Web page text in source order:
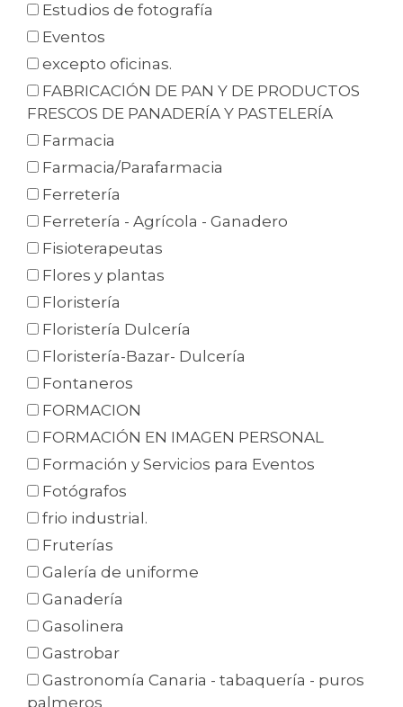
Estudios de fotografía
Eventos
excepto oficinas.
FABRICACIÓN DE PAN Y DE PRODUCTOS
FRESCOS DE PANADERÍA Y PASTELERÍA
Farmacia
Farmacia/Parafarmacia
Ferretería
Ferretería - Agrícola - Ganadero
Fisioterapeutas
Flores y plantas
Floristería
Floristería Dulcería
Floristería-Bazar- Dulcería
Fontaneros
FORMACION
FORMACIÓN EN IMAGEN PERSONAL
Formación y Servicios para Eventos
Fotógrafos
frio industrial.
Fruterías
Galería de uniforme
Ganadería
Gasolinera
Gastrobar
Gastronomía Canaria - tabaquería - puros
palmeros